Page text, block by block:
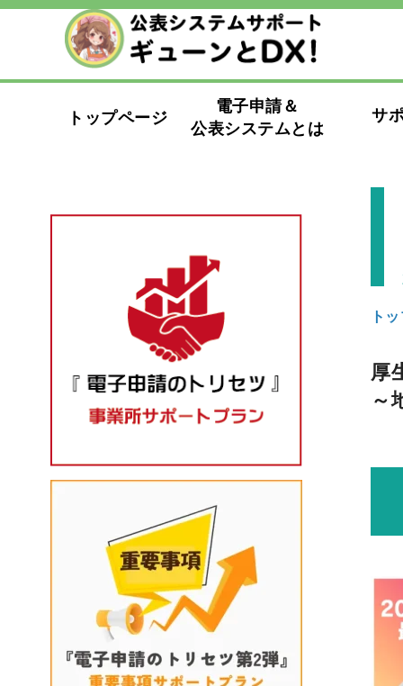
トップページ
電子申請＆
公表システムとは
サ
ト
厚
～